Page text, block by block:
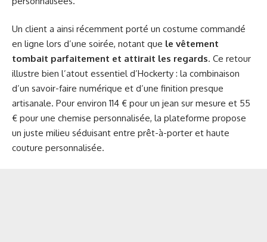
Un client a ainsi récemment porté un costume commandé
en ligne lors d’une soirée, notant que le vêtement
tombait parfaitement et attirait les regards. Ce retour
illustre bien l’atout essentiel d’Hockerty : la combinaison
d’un savoir-faire numérique et d’une finition presque
artisanale. Pour environ 114 € pour un jean sur mesure et 55
€ pour une chemise personnalisée, la plateforme propose
un juste milieu séduisant entre prêt-à-porter et haute
couture personnalisée.